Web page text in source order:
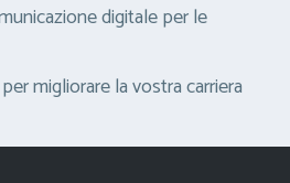
digitale per le
migliorare la vostra carriera